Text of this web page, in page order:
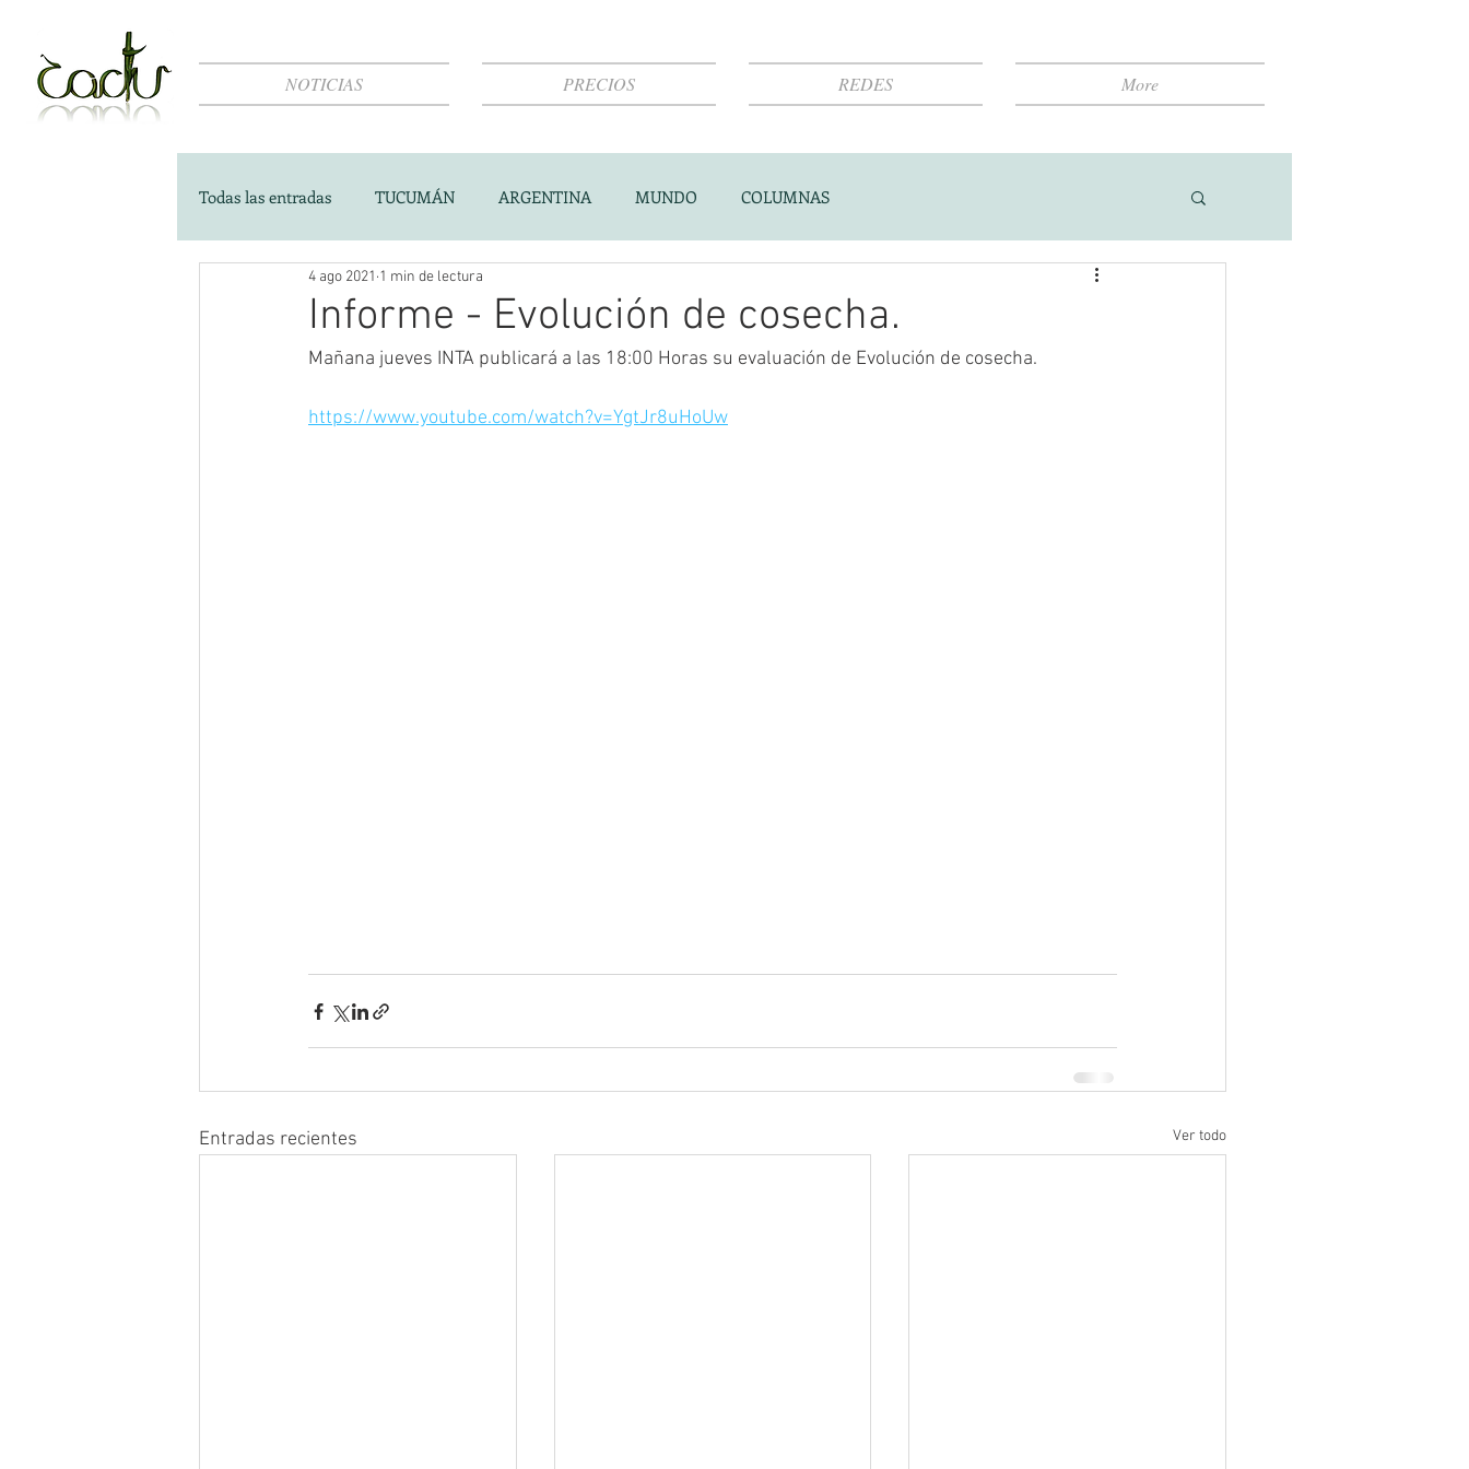
NOTICIAS PRECIOS REDES More
Todas las entradas TUCUMÁN ARGENTINA MUNDO COLUMNAS
Informe - Evolución de cosecha.
4 ago 2021 1 min de lectura
Mañana jueves INTA publicará a las 18:00 Horas su evaluación de Evolución de cosecha.
https://www.youtube.com/watch?v=YgtJr8uHoUw
Entradas recientes Ver todo